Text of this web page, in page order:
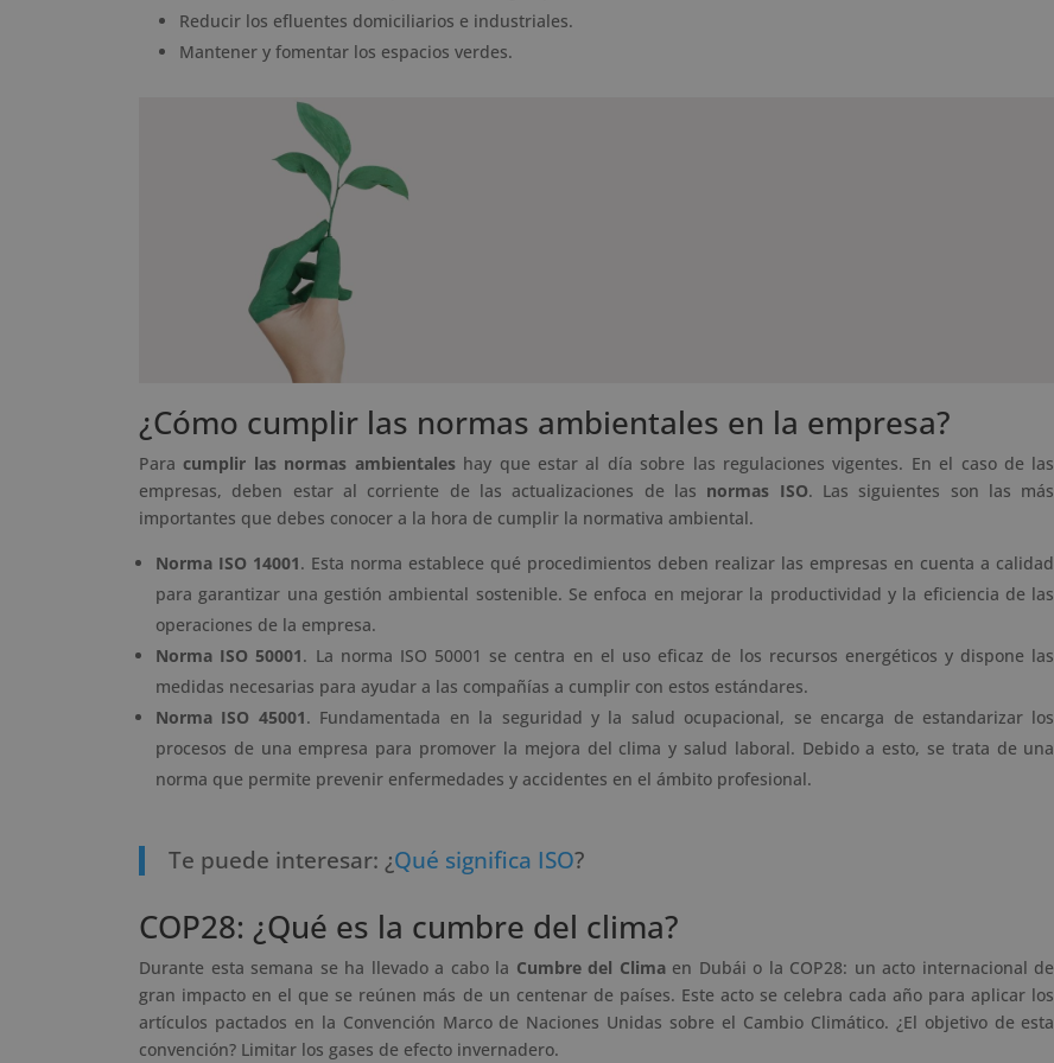
Reducir los efluentes domiciliarios e industriales.
Mantener y fomentar los espacios verdes.
¿Cómo cumplir las normas ambientales en la empresa?
Paracumplir las normas ambientaleshay que estar al día sobre las regulaciones vigentes. En el caso de las
empresas, deben estar al corriente de las actualizaciones de las normas ISO. Las siguientes son las más
importantes que debes conocer a la hora de cumplir la normativa ambiental.
Norma ISO 14001. Esta norma establece qué procedimientos deben realizar las empresas en cuenta a calidad
para garantizar una gestión ambiental sostenible. Se enfoca en mejorar la productividad y la eficiencia de las
operaciones de la empresa.
Norma ISO 50001. La norma ISO 50001 se centra en el uso eficaz de los recursos energéticos y dispone las
medidas necesarias para ayudar a las compañías a cumplir con estos estándares.
Norma ISO 45001. Fundamentada en la seguridad y la salud ocupacional, se encarga de estandarizar los
procesos de una empresa para promover la mejora del clima y salud laboral. Debido a esto, se trata de una
norma que permite prevenir enfermedades y accidentes en el ámbito profesional.
Te puede interesar: ¿Qué significa ISO?
COP28: ¿Qué es la cumbre del clima?
Durante esta semana se ha llevado a cabo la Cumbre del Climaen Dubái o la COP28: un acto internacional de
gran impacto en el que se reúnen más de un centenar de países. Este acto se celebra cada año para aplicar los
artículos pactados en la Convención Marco de Naciones Unidas sobre el Cambio Climático. ¿El objetivo de esta
convención? Limitar los gases de efecto invernadero.